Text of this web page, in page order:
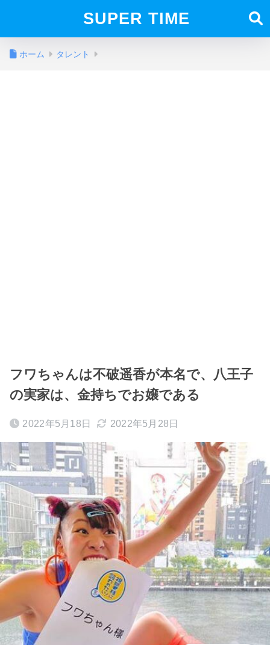
SUPER TIME
ホーム タレント
フワちゃんは不破遥香が本名で、八王子
の実家は、金持ちでお嬢である
2022年5月18日 2022年5月28日